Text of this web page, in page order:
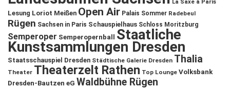
La Saxe à Paris
Lesung Loriot Meißen Open Air Palais Sommer Radebeul
Rügen Sachsen in Paris Schauspielhaus Schloss Moritzburg
Semperoper Semperopernball Staatliche
Kunstsammlungen Dresden
Staatsschauspiel Dresden Städtische Galerie Dresden Thalia
Theater Theaterzelt Rathen Top Lounge Volksbank
Dresden-Bautzen eG Waldbühne Rügen